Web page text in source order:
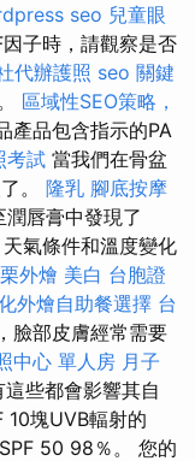
seo 兒童眼
子時，請觀察是否
代辦護照 seo 關鍵
區域性SEO策略，
產品包含指示的PA
考試 當我們在骨盆
。 隆乳 腳底按摩
唇膏中發現了
氣條件和溫度變化
外燴 美白 台胞證
外燴自助餐選擇 台
臉部皮膚經常需要
中心 單人房 月子
這些都會影響其自
10塊UVB輻射的
50 98％。 您的